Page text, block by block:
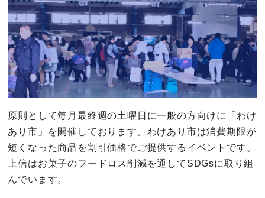
原則として毎月最終週の土曜日に一般の方向けに「わけ
あり市」を開催しております。わけあり市は消費期限が
短くなった商品を割引価格でご提供するイベントです。
上信はお菓子のフードロス削減を通してSDGsに取り組
んでいます。